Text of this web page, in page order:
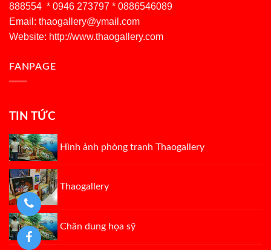
888554 * 0946 273797 * 0886546089
Email: thaogallery@ymail.com
Website: http://www.thaogallery.com
FANPAGE
TIN TỨC
Hình ảnh phòng tranh Thaogallery
Thaogallery
Chân dung họa sỹ